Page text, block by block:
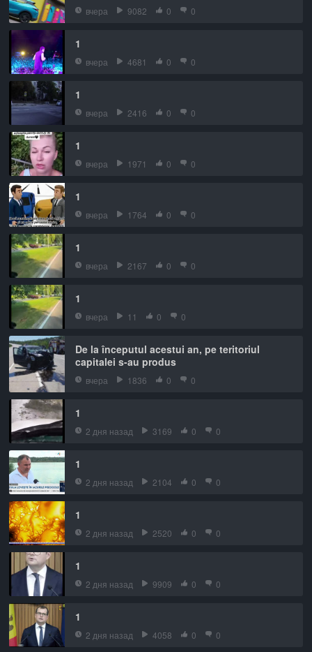
вчера 9082 0 0
1
вчера 4681 0 0
1
вчера 2416 0 0
1
вчера 1971 0 0
1
вчера 1764 0 0
1
вчера 2167 0 0
1
вчера 11 0 0
De la începutul acestui an, pe teritoriul
capitalei s-au produs
вчера 1836 0 0
1
2 дня назад 3169 0 0
1
2 дня назад 2104 0 0
1
2 дня назад 2520 0 0
1
2 дня назад 9909 0 0
1
2 дня назад 4058 0 0